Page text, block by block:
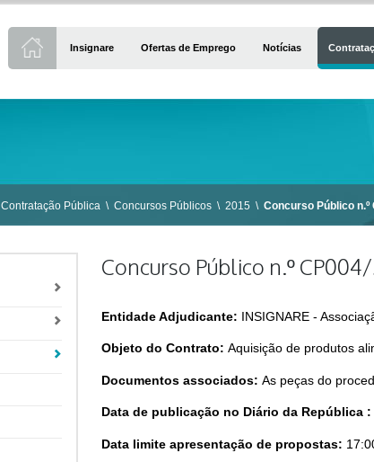
Insignare Ofertas de Emprego Notícias
Contratação Pública \ Concursos Públicos \ 2015 \ Concurso Público n.º
Concurso Público n.º
Entidade Adjudicante: INSIGNARE -
Objeto do Contrato: Aquisição de produtos
Documentos associados: As peças do
Data de publicação no Diário da República :
Data limite apresentação de propostas: